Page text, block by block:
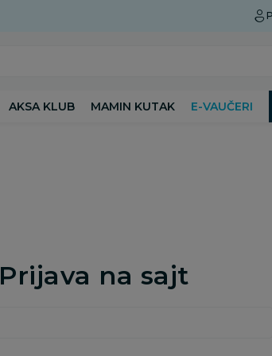
AKSA KLUB MAMIN KUTAK E-VAUČERI
Prijava na sajt